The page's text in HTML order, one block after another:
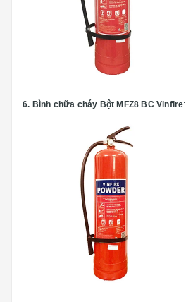
6. Bình chữa cháy Bột MFZ8 BC Vinfire: